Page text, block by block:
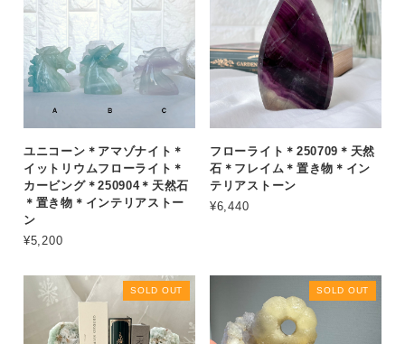
ユニコーン＊アマゾナイト＊
イットリウムフローライト＊
カービング＊250904＊天然石
＊置き物＊インテリアストー
ン
¥5,200
フローライト＊250709＊天然
石＊フレイム＊置き物＊イン
テリアストーン
¥6,440
SOLD OUT SOLD OUT